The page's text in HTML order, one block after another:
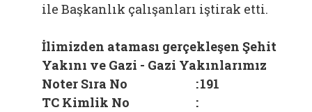
ile Başkanlık çalışanları iştirak etti.
İlimizden ataması gerçekleşen Şehit
Yakını ve Gazi - Gazi Yakınlarımız
Noter Sıra No
:191
TC Kimlik No
: